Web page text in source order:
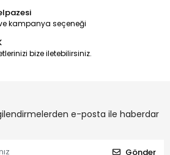
kampanya seçeneği
bize iletebilirsiniz.
e-posta ile haberdar
Gönder